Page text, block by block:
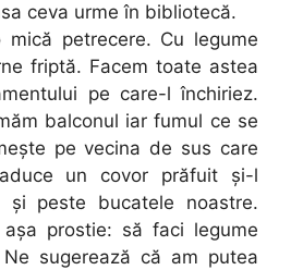
ceva urme în bibliotecă.
mică petrecere. Cu legume
friptă. Facem toate astea
pe care-l închiriez.
balconul iar fumul ce se
pe vecina de sus care
un covor prăfuit și-l
și peste bucatele noastre.
prostie: să faci legume
sugerează că am putea